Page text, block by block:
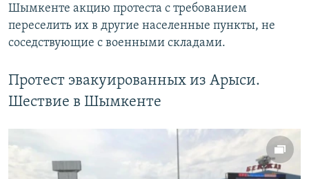
Шымкенте акцию протеста с требованием
переселить их в другие населенные пункты, не
соседствующие с военными складами.
Протест эвакуированных из Арыси.
Шествие в Шымкенте